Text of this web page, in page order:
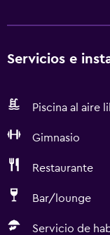
Servicios e
Piscina al aire
Gimnasio
Restaurante
Bar/lounge
Servicio de